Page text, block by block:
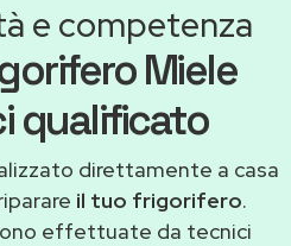
e competenza
Miele
qualificato
direttamente a casa
il tuo frigorifero.
effettuate da tecnici